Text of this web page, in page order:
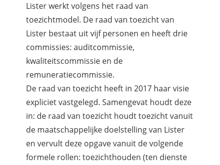
Lister werkt volgens het raad van
toezichtmodel. De raad van toezicht van
Lister bestaat uit vijf personen en heeft drie
commissies: auditcommissie,
kwaliteitscommissie en de
remuneratiecommissie.
De raad van toezicht heeft in 2017 haar visie
expliciet vastgelegd. Samengevat houdt deze
in: de raad van toezicht houdt toezicht vanuit
de maatschappelijke doelstelling van Lister
en vervult deze opgave vanuit de volgende
formele rollen: toezichthouden (ten dienste